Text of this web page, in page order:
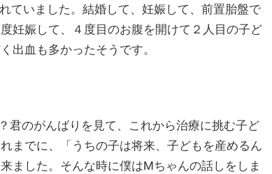
ていました。結婚して、妊娠して、前置胎盤で
妊娠して、４度目のお腹を開けて２人目の子ど
出血も多かったそうです。
君のがんばりを見て、これから治療に挑む子ど
までに、「うちの子は将来、子どもを産めるん
ました。そんな時に僕はMちゃんの話しをしま